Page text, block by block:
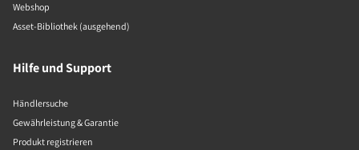
Webshop
Asset-Bibliothek (ausgehend)
Hilfe und Support
Händlersuche
Gewährleistung & Garantie
Produkt registrieren